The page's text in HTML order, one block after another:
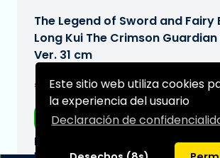
Este sitio web utiliza cookies
la experiencia del usuario
Declaración de
The Legend of Sword and Fairy
Long Kui The Crimson
Ver. 31 cm
€234,95 [Sujeto a cambios]
Envío gratis
Fecha de entrega prevista: